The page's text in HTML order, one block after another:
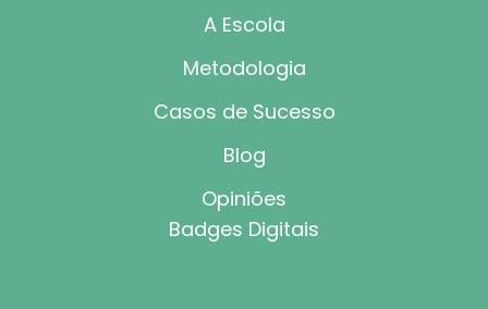
A Escola
Metodologia
Casos de Sucesso
Blog
Opiniões
Badges Digitais